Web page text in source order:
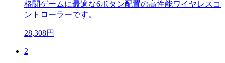
格闘ゲームに最適な6ボタン配置の高性能ワイヤレスコ
ントローラーです。
28,308円
2